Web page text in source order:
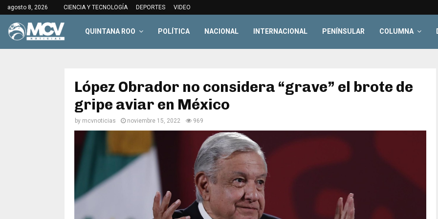
agosto 8, 2026 CIENCIA Y TECNOLOGÍA DEPORTES VIDEO
QUINTANA ROO POLÍTICA NACIONAL INTERNACIONAL PENÍNSULAR COLUMNA
López Obrador no considera “grave” el brote de
gripe aviar en México
by mcvnoticias noviembre 15, 2022 969